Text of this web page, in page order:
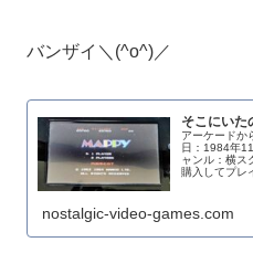
バンザイ＼(^o^)／
そこにいた
アーケードか
日：1984年
ャンル：横ス
購入してプレ
nostalgic-video-games.com